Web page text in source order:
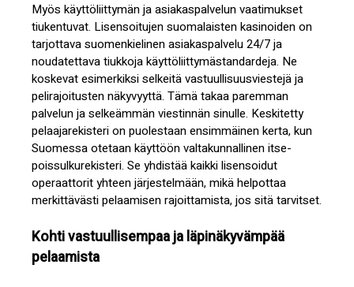
Myös käyttöliittymän ja asiakaspalvelun vaatimukset
tiukentuvat. Lisensoitujen suomalaisten kasinoiden on
tarjottava suomenkielinen asiakaspalvelu 24/7 ja
noudatettava tiukkoja käyttöliittymästandardeja. Ne
koskevat esimerkiksi selkeitä vastuullisuusviestejä ja
pelirajoitusten näkyvyyttä. Tämä takaa paremman
palvelun ja selkeämmän viestinnän sinulle. Keskitetty
pelaajarekisteri on puolestaan ensimmäinen kerta, kun
Suomessa otetaan käyttöön valtakunnallinen itse-
poissulkurekisteri. Se yhdistää kaikki lisensoidut
operaattorit yhteen järjestelmään, mikä helpottaa
merkittävästi pelaamisen rajoittamista, jos sitä tarvitset.
Kohti vastuullisempaa ja läpinäkyvämpää
pelaamista